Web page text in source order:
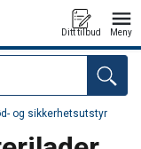
Ditt tilbud Meny
og sikkerhetsutstyr